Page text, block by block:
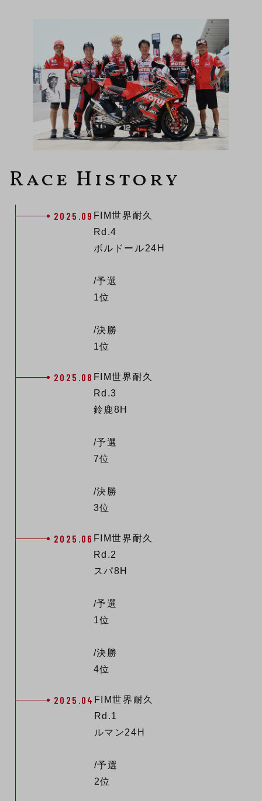
Race History
2025.09 FIM世界耐久
Rd.4
ボルドール24H
/予選
1位
/決勝
1位
2025.08 FIM世界耐久
Rd.3
鈴鹿8H
/予選
7位
/決勝
3位
2025.06 FIM世界耐久
Rd.2
スパ8H
/予選
1位
/決勝
4位
2025.04 FIM世界耐久
Rd.1
ルマン24H
/予選
2位